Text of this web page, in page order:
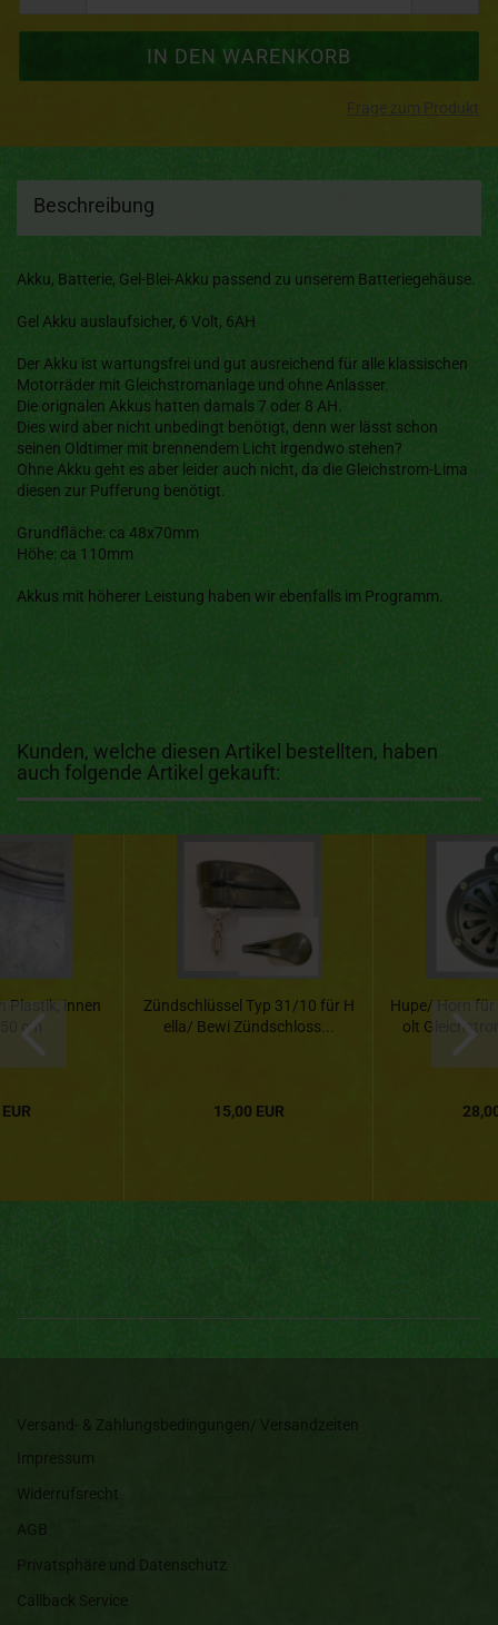
Frage zum Produkt
Beschreibung
Akku, Batterie, Gel-Blei-Akku passend zu unserem Batteriegehäuse.
Gel Akku auslaufsicher, 6 Volt, 6AH
Der Akku ist wartungsfrei und gut ausreichend für alle klassischen
Motorräder mit Gleichstromanlage und ohne Anlasser.
Die orignalen Akkus hatten damals 7 oder 8 AH.
Dies wird aber nicht unbedingt benötigt, denn wer lässt schon
seinen Oldtimer mit brennendem Licht irgendwo stehen?
Ohne Akku geht es aber leider auch nicht, da die Gleichstrom-Lima
diesen zur Pufferung benötigt.
Grundfläche: ca 48x70mm
Höhe: ca 110mm
Akkus mit höherer Leistung haben wir ebenfalls im Programm.
Kunden, welche diesen Artikel bestellten, haben
auch folgende Artikel gekauft:
Plastik, innen
cm
Zündschlüssel Typ 31/10 für H
ella/ Bewi Zündschloss...
15,00 EUR
Hupe/ Horn für
olt
Versand- & Zahlungsbedingungen/ Versandzeiten
Impressum
Widerrufsrecht
AGB
Privatsphäre und Datenschutz
Callback Service